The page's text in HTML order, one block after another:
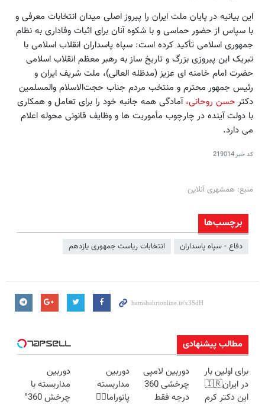
این بیانیه در پایان ملت ایران را پیروز اصلی میدان انتخابات معرفی و
با سپاس از حضور حماسی و با شکوه آنان برای اثبات وفاداری به نظام
جمهوری اسلامی تأکید کرده است: سپاه پاسداران انقلاب اسلامی با
تبریک این پیروزی بزرگ و تاریخ ساز به رهبر معظم انقلاب اسلامی
حضرت امام خامنه ای عزیز (مدظله العالی)، ملت شریف ایران و
رئیس جمهور محترم و منتخب مردم جناب حجت‌الاسلام والمسلمین
دکتر حسن روحانی، آمادگی همه جانبه خود را برای تعامل و همکاری
با دولت آینده در چارچوب مأموریت ها و وظایف قانونی محوله اعلام
می دارد.
کد خبر219014
منبع: همشهری آنلاین
برچسب‌ها
دفاع - سپاه پاسداران انتخابات ریاست جمهوری یازدهم
مطالب پیشنهادی
برای اولین بار
در ایران🇮🇷
این دکتر کرم
دوربین لامپی
چرخشی 360
درجه فقط
دوربین
مداربسته
پانوراما👈🏻
دوربین
مداربسته با
چرخش 360°